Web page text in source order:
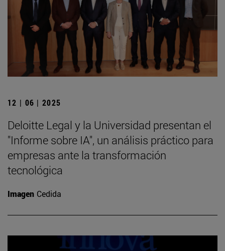
12 | 06 | 2025
Deloitte Legal y la Universidad presentan el
"Informe sobre IA", un análisis práctico para
empresas ante la transformación
tecnológica
Imagen Cedida